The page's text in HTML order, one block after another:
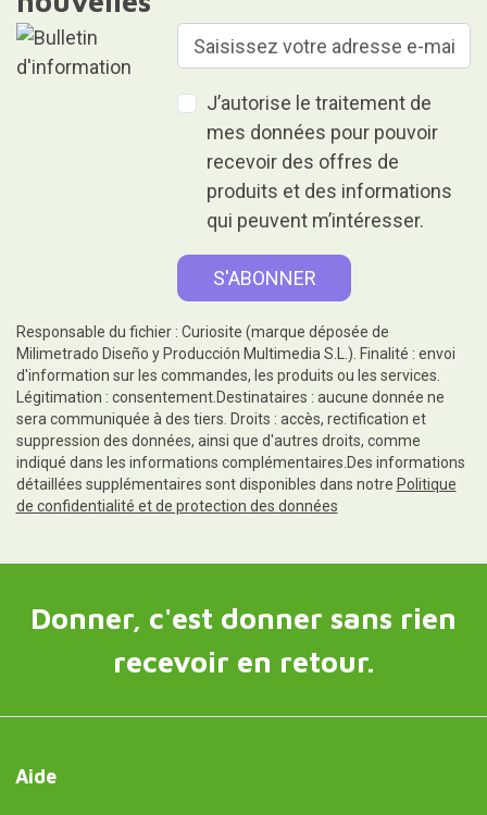
J’autorise le traitement de
mes données pour pouvoir
recevoir des offres de
produits et des informations
qui peuvent m’intéresser.
Responsable du fichier : Curiosite (marque déposée de
Milimetrado Diseño y Producción Multimedia S.L.). Finalité : envoi
d'information sur les commandes, les produits ou les services.
Légitimation : consentement.Destinataires : aucune donnée ne
sera communiquée à des tiers. Droits : accès, rectification et
suppression des données, ainsi que d'autres droits, comme
indiqué dans les informations complémentaires.Des informations
détaillées supplémentaires sont disponibles dans notre Politique
de confidentialité et de protection des données
Donner, c'est donner sans rien
recevoir en retour.
Aide